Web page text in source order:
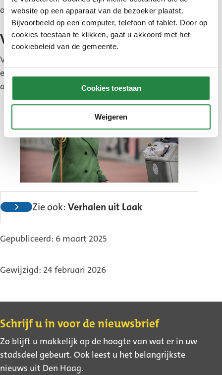
website op een apparaat van de bezoeker plaatst.
Bijvoorbeeld op een computer, telefoon of tablet. Door op
cookies toestaan te klikken, gaat u akkoord met het
cookiebeleid van de gemeente.
Cookies toestaan
Weigeren
opvoedtips. Maar het is ook vooral heel gezellig.’
Veilige plek
Vrijwilligerswerk is onbetaald, maar Nifessa krijgt
er veel voor terug. ‘En dat voelt voor mij als het
allerhoogste salaris.’
Zie ook:Verhalen uit Laak
Gepubliceerd: 6 maart 2025
Gewijzigd: 24 februari 2026
Contact
Schrijf u in voor de nieuwsbrief
Zo blijft u makkelijk op de hoogte van wat er in uw
stadsdeel gebeurt. Ook leest u het belangrijkste
nieuws uit Den Haag.